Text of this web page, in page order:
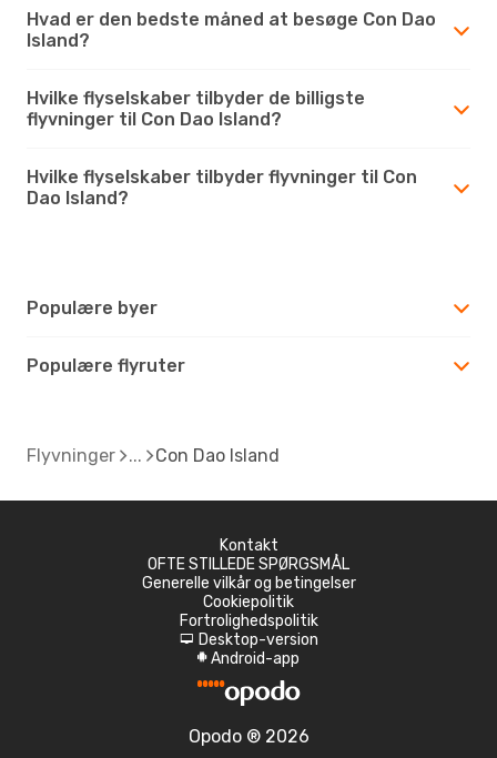
Hvad er den bedste måned at besøge Con Dao
Island?
Hvilke flyselskaber tilbyder de billigste
flyvninger til Con Dao Island?
Hvilke flyselskaber tilbyder flyvninger til Con
Dao Island?
Populære byer
Populære flyruter
Flyvninger Con Dao Island
Kontakt
OFTE STILLEDE SPØRGSMÅL
Generelle vilkår og betingelser
Cookiepolitik
Fortrolighedspolitik
d Desktop-version
A Android-app
Opodo ® 2026